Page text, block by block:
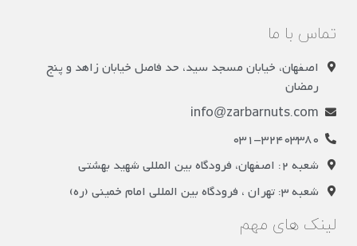
تماس با ما
اصفهان، خیابان مسجد سید، حد فاصل خیابان زاهد و پنج
رمضان
info@zarbarnuts.com
031-32403380
شعبه 2: اصفهان، فرودگاه بین المللی شهید بهشتی
شعبه 3: تهران ، فرودگاه بین المللی امام خمینی (ره)
لینک های مهم